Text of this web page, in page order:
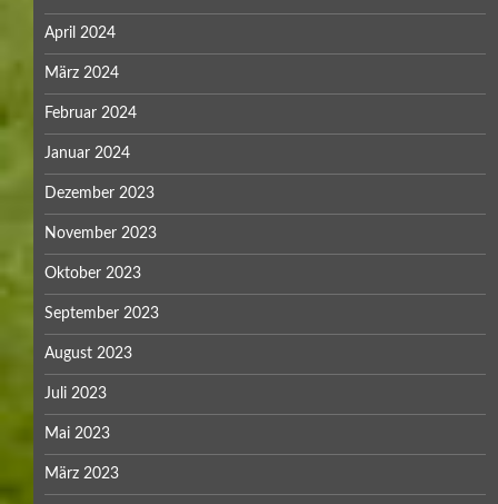
April 2024
März 2024
Februar 2024
Januar 2024
Dezember 2023
November 2023
Oktober 2023
September 2023
August 2023
Juli 2023
Mai 2023
März 2023